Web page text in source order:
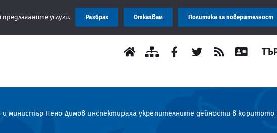
Съобщение: Областна
министър Нено Димов инспектираха укрепителните дейности в коритото
услуги. Разбрах Отказвам Политика за поверителност